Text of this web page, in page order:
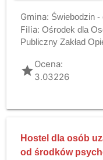
Gmina: Świebodzin
Filia: Ośrodek dla
Publiczny Zakład
gradeOcena:
3.03226
Hostel dla osób
od środków